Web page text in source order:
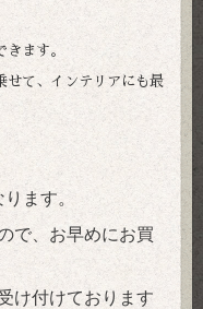
ます。
せて、インテリアにも最
ます。
で、お早めにお買
け付けております